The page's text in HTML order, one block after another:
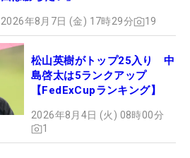
2026年8月7日 (金) 17時29分 19
松山英樹がトップ25入り 中
島啓太は5ランクアップ
【FedExCupランキング】
2026年8月4日 (火) 08時00分
1